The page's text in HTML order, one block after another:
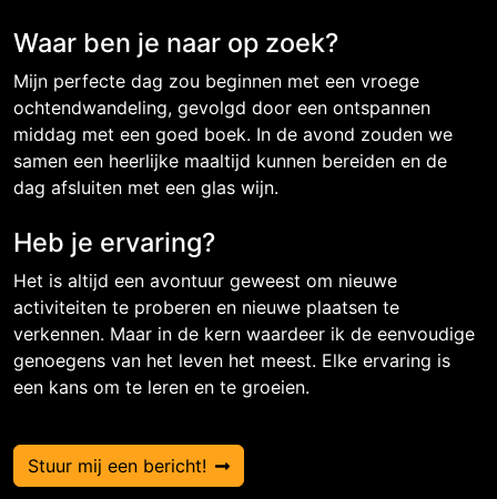
Waar ben je naar op zoek?
Mijn perfecte dag zou beginnen met een vroege
ochtendwandeling, gevolgd door een ontspannen
middag met een goed boek. In de avond zouden we
samen een heerlijke maaltijd kunnen bereiden en de
dag afsluiten met een glas wijn.
Heb je ervaring?
Het is altijd een avontuur geweest om nieuwe
activiteiten te proberen en nieuwe plaatsen te
verkennen. Maar in de kern waardeer ik de eenvoudige
genoegens van het leven het meest. Elke ervaring is
een kans om te leren en te groeien.
Stuur mij een bericht!